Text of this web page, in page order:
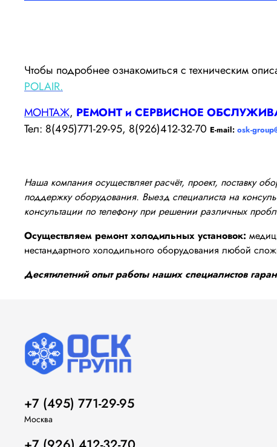
Чтобы подробнее ознакомиться с техническим
POLAIR.
МОНТАЖ, РЕМОНТ и СЕРВИСНОЕ
Тел: 8(495)771-29-95, 8(926)412-32-70 E-mail: osk-
Наша компания осуществляет расчёт, проект, поставку
поддержку оборудования. Выезд специалиста на
консультации по телефону при решении различных
Осуществляем ремонт холодильных установок:
нестандартного холодильного оборудования любой
Десятилетний опыт работы наших специалистов
+7 (495) 771-29-95
Москва